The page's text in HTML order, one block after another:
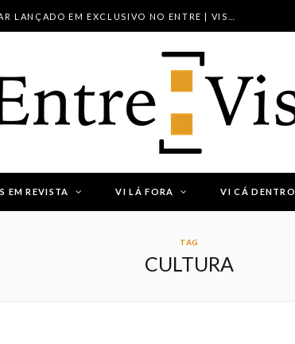
EM REVISTA VI LÁ FORA VI CÁ DENTRO
TAG
CULTURA
.